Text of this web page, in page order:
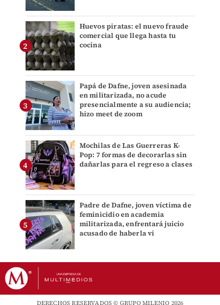
Huevos piratas: el nuevo fraude
comercial que llega hasta tu
cocina
Papá de Dafne, joven asesinada
en militarizada, no acude
presencialmente a su audiencia;
hizo meet de zoom
Mochilas de Las Guerreras K-
Pop: 7 formas de decorarlas sin
dañarlas para el regreso a clases
Padre de Dafne, joven víctima de
feminicidio en academia
militarizada, enfrentará juicio
acusado de haberla vi
DERECHOS RESERVADOS © GRUPO MILENIO 2026